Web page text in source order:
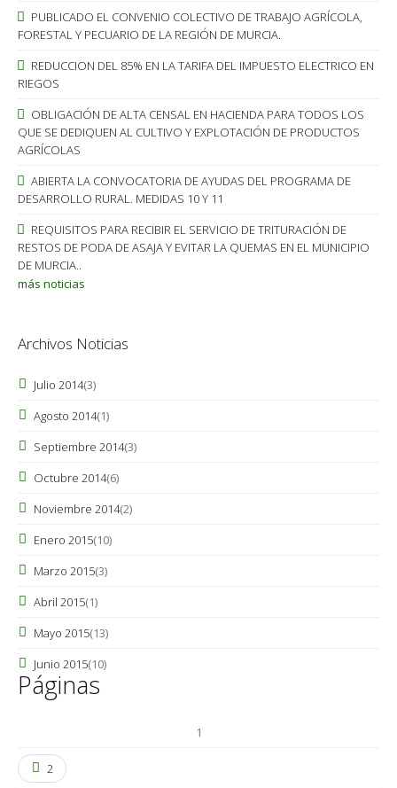
PUBLICADO EL CONVENIO COLECTIVO DE TRABAJO AGRÍCOLA,
FORESTAL Y PECUARIO DE LA REGIÓN DE MURCIA.
REDUCCION DEL 85% EN LA TARIFA DEL IMPUESTO ELECTRICO EN
RIEGOS
OBLIGACIÓN DE ALTA CENSAL EN HACIENDA PARA TODOS LOS
QUE SE DEDIQUEN AL CULTIVO Y EXPLOTACIÓN DE PRODUCTOS
AGRÍCOLAS
ABIERTA LA CONVOCATORIA DE AYUDAS DEL PROGRAMA DE
DESARROLLO RURAL. MEDIDAS 10 Y 11
REQUISITOS PARA RECIBIR EL SERVICIO DE TRITURACIÓN DE
RESTOS DE PODA DE ASAJA Y EVITAR LA QUEMAS EN EL MUNICIPIO
DE MURCIA..
más noticias
Archivos Noticias
Julio 2014(3)
Agosto 2014(1)
Septiembre 2014(3)
Octubre 2014(6)
Noviembre 2014(2)
Enero 2015(10)
Marzo 2015(3)
Abril 2015(1)
Mayo 2015(13)
Junio 2015(10)
Páginas
1
2